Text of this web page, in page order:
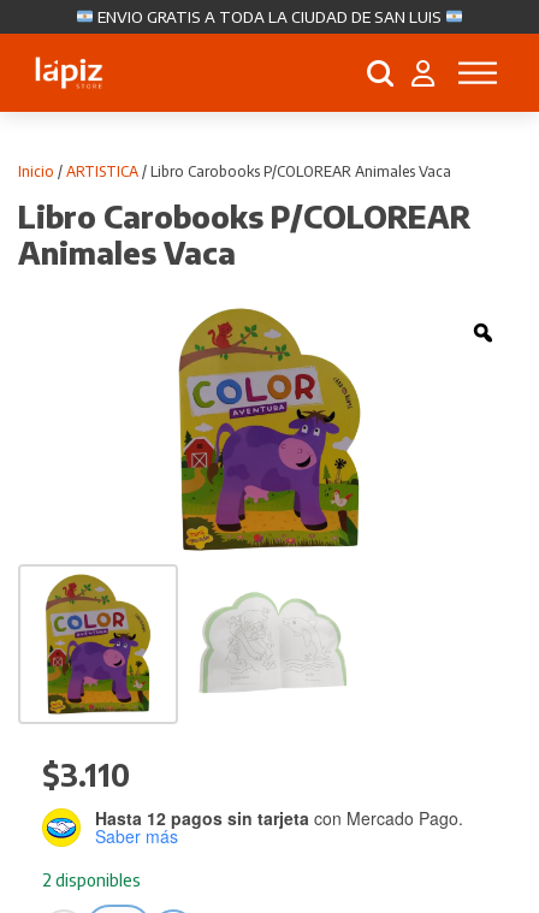
ENVIO GRATIS A TODA LA CIUDAD DE SAN LUIS
Búsqueda
Inicio / ARTISTICA / Libro Carobooks P/COLOREAR Animales Vaca
Libro Carobooks P/COLOREAR
Animales Vaca
$3.110
2 disponibles
Hasta 12 pagos sin tarjeta con Mercado Pago.
Saber más